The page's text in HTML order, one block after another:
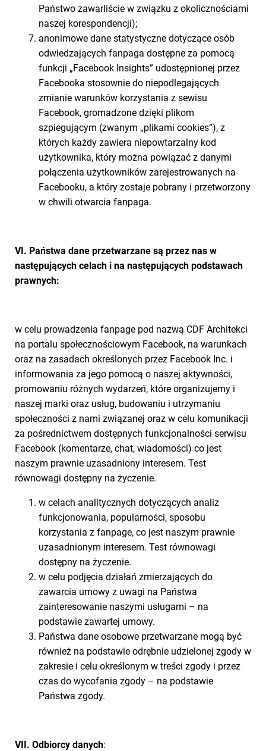
Państwo zawarliście w związku z okolicznościami
naszej korespondencji);
anonimowe dane statystyczne dotyczące osób
odwiedzających fanpaga dostępne za pomocą
funkcji „Facebook Insights” udostępnionej przez
Facebooka stosownie do niepodlegających
zmianie warunków korzystania z sewisu
Facebook, gromadzone dzięki plikom
szpiegującym (zwanym „plikami cookies”), z
których każdy zawiera niepowtarzalny kod
użytkownika, który można powiązać z danymi
połączenia użytkowników zarejestrowanych na
Facebooku, a który zostaje pobrany i przetworzony
w chwili otwarcia fanpaga.
VI. Państwa dane przetwarzane są przez nas w
następujących celach i na następujących podstawach
prawnych:
w celu prowadzenia fanpage pod nazwą CDF Architekci
na portalu społecznościowym Facebook, na warunkach
oraz na zasadach określonych przez Facebook Inc. i
informowania za jego pomocą o naszej aktywności,
promowaniu różnych wydarzeń, które organizujemy i
naszej marki oraz usług, budowaniu i utrzymaniu
społeczności z nami związanej oraz w celu komunikacji
za pośrednictwem dostępnych funkcjonalności serwisu
Facebook (komentarze, chat, wiadomości) co jest
naszym prawnie uzasadniony interesem. Test
równowagi dostępny na życzenie.
w celach analitycznych dotyczących analiz
funkcjonowania, popularności, sposobu
korzystania z fanpage, co jest naszym prawnie
uzasadnionym interesem. Test równowagi
dostępny na życzenie.
w celu podjęcia działań zmierzających do
zawarcia umowy z uwagi na Państwa
zainteresowanie naszymi usługami – na
podstawie zawartej umowy.
Państwa dane osobowe przetwarzane mogą być
również na podstawie odrębnie udzielonej zgody w
zakresie i celu określonym w treści zgody i przez
czas do wycofania zgody – na podstawie
Państwa zgody.
VII. Odbiorcy danych: